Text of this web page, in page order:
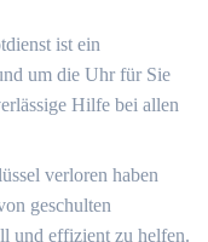
ist ein
um die Uhr für Sie
Hilfe bei allen
verloren haben
geschulten
und effizient zu helfen.​